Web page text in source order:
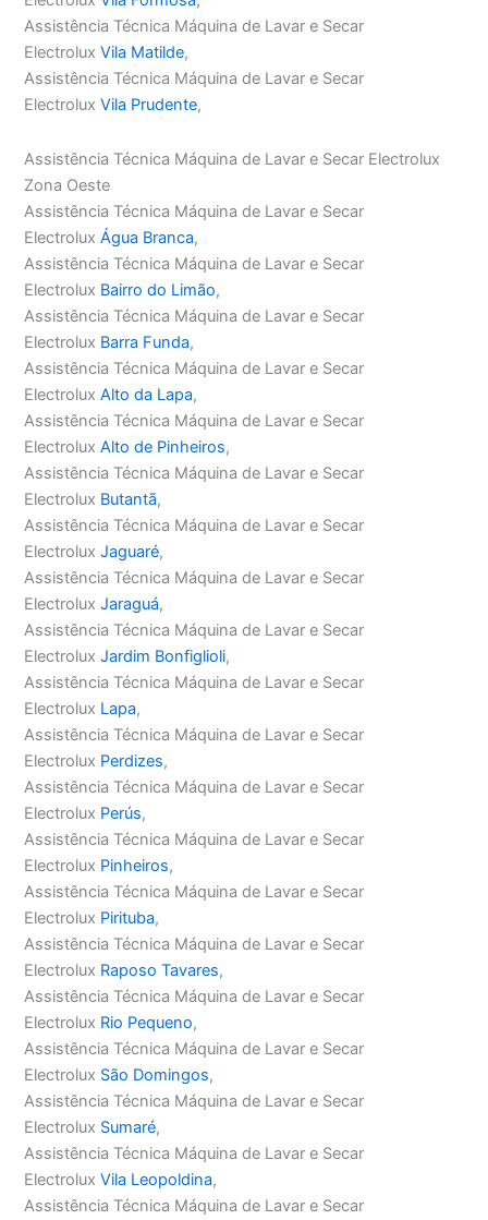
Assistência Técnica Máquina de Lavar e Secar
ElectroluxVila Matilde,
Assistência Técnica Máquina de Lavar e Secar
ElectroluxVila Prudente,
Assistência Técnica Máquina de Lavar e Secar Electrolux
Zona Oeste
Assistência Técnica Máquina de Lavar e Secar
ElectroluxÁgua Branca,
Assistência Técnica Máquina de Lavar e Secar
Electrolux Bairro do Limão,
Assistência Técnica Máquina de Lavar e Secar
Electrolux Barra Funda,
Assistência Técnica Máquina de Lavar e Secar
ElectroluxAlto da Lapa,
Assistência Técnica Máquina de Lavar e Secar
ElectroluxAlto de Pinheiros,
Assistência Técnica Máquina de Lavar e Secar
Electrolux Butantã,
Assistência Técnica Máquina de Lavar e Secar
ElectroluxJaguaré,
Assistência Técnica Máquina de Lavar e Secar
ElectroluxJaraguá,
Assistência Técnica Máquina de Lavar e Secar
ElectroluxJardim Bonfiglioli,
Assistência Técnica Máquina de Lavar e Secar
Electrolux Lapa,
Assistência Técnica Máquina de Lavar e Secar
Electrolux Perdizes,
Assistência Técnica Máquina de Lavar e Secar
Electrolux Perús,
Assistência Técnica Máquina de Lavar e Secar
Electrolux Pinheiros,
Assistência Técnica Máquina de Lavar e Secar
Electrolux Pirituba,
Assistência Técnica Máquina de Lavar e Secar
Electrolux Raposo Tavares,
Assistência Técnica Máquina de Lavar e Secar
Electrolux Rio Pequeno,
Assistência Técnica Máquina de Lavar e Secar
Electrolux São Domingos,
Assistência Técnica Máquina de Lavar e Secar
Electrolux Sumaré,
Assistência Técnica Máquina de Lavar e Secar
ElectroluxVila Leopoldina,
Assistência Técnica Máquina de Lavar e Secar